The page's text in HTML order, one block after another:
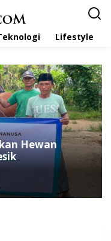
Lifestyle
Tua